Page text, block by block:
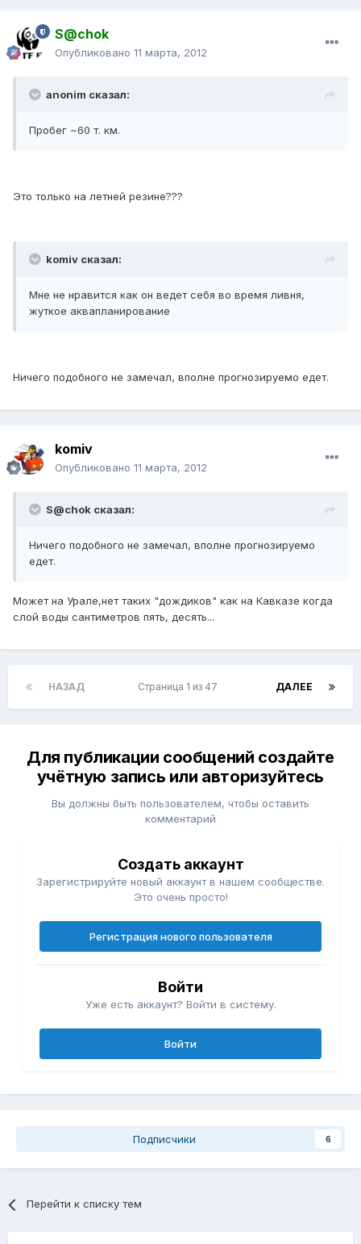
S@chok
Опубликовано 11 марта, 2012
anonim сказал:
Пробег ~60 т. км.
Это только на летней резине???
komiv сказал:
Мне не нравится как он ведет себя во время ливня,
жуткое аквапланирование
Ничего подобного не замечал, вполне прогнозируемо едет.
komiv
Опубликовано 11 марта, 2012
S@chok сказал:
Ничего подобного не замечал, вполне прогнозируемо
едет.
Может на Урале,нет таких "дождиков" как на Кавказе когда
слой воды сантиметров пять, десять...
НАЗАД ДАЛЕЕ
Страница 1 из 47
Для публикации сообщений создайте
учётную запись или авторизуйтесь
Вы должны быть пользователем, чтобы оставить
комментарий
Создать аккаунт
Зарегистрируйте новый аккаунт в нашем сообществе.
Это очень просто!
Регистрация нового пользователя
Войти
Уже есть аккаунт? Войти в систему.
Войти
Подписчики 6
Перейти к списку тем